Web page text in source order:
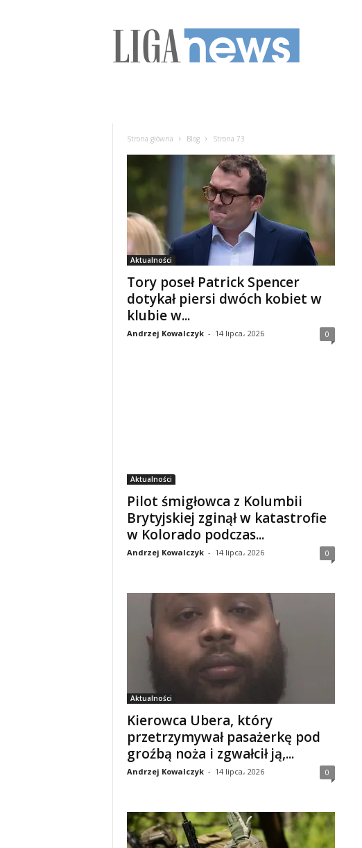
G
w
Strona główna Blog Strona 73
Aktualności
Tory poseł Patrick Spencer
dotykał piersi dwóch kobiet w
klubie w...
Andrzej Kowalczyk - 14 lipca، 2026 0
Aktualności
Pilot śmigłowca z Kolumbii
Brytyjskiej zginął w katastrofie
w Kolorado podczas...
Andrzej Kowalczyk - 14 lipca، 2026 0
Aktualności
Kierowca Ubera, który
przetrzymywał pasażerkę pod
groźbą noża i zgwałcił ją,...
Andrzej Kowalczyk - 14 lipca، 2026 0